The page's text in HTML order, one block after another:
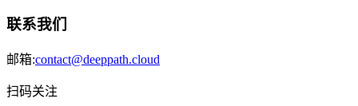
联系我们
邮箱:contact@deeppath.cloud
扫码关注